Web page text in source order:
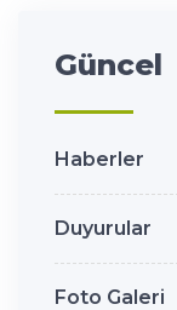
Güncel
Haberler
Duyurular
Foto Galeri